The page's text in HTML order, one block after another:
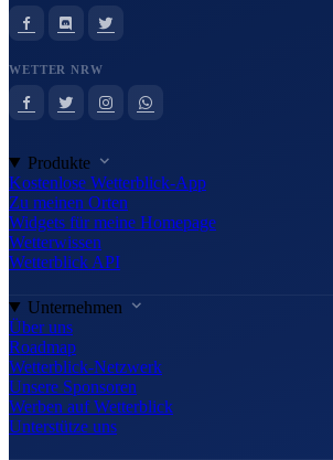
WETTER NRW
Produkte
Kostenlose Wetterblick-App
Zu meinen Orten
Widgets für meine Homepage
Wetterwissen
Wetterblick API
Unternehmen
Über uns
Roadmap
Wetterblick-Netzwerk
Unsere Sponsoren
Werben auf Wetterblick
Unterstütze uns